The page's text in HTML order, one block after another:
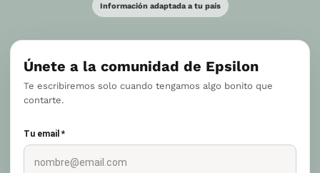
Información adaptada a tu país
Únete a la comunidad de Epsilon
Te escribiremos solo cuando tengamos algo bonito que
contarte.
Tu email *